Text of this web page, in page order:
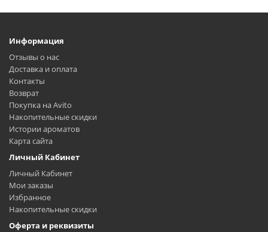
Информация
Отзывы о нас
Доставка и оплата
Контакты
Возврат
Покупка на Avito
Накопительные скидки
Истории ароматов
Карта сайта
Личный Кабинет
Личный Кабинет
Мои заказы
Избранное
Накопительные скидки
Оферта и реквизиты